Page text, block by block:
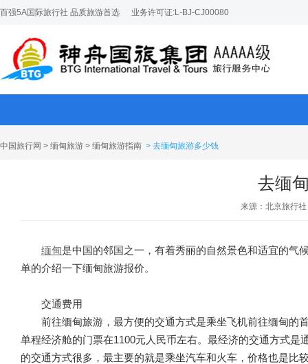
百强5A国际旅行社 品质旅游首选 业务许可证:L-BJ-CJ00080
中国旅行网 > 缅甸旅游 > 缅甸旅游指南 > 去缅甸旅游多少钱
去缅
来源：北京旅行社
缅甸是中国的邻国之一，有着秀丽的自然景色和适宜的气
单的介绍一下缅甸旅游报价。
交通费用
前往缅甸旅游，最方便的交通方式是乘坐飞机前往缅甸的
单程经济舱的门票在1100元人民币左右。最经济的交通方式
的交通方式很多，最主要的就是乘坐汽车和火车，价格也是比